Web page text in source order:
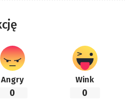
Angry
0
Wink
0